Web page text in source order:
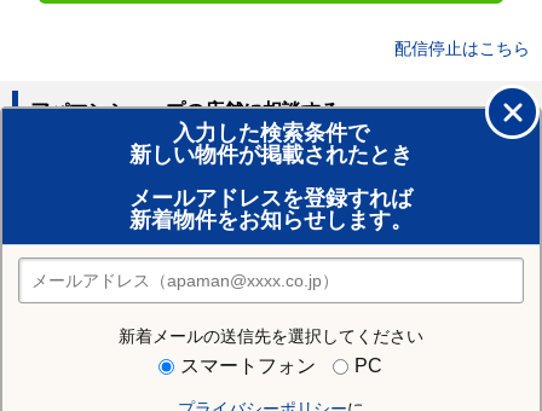
配信停止はこちら
入力した検索条件で
新しい物件が掲載されたとき
メールアドレスを登録すれば
新着物件をお知らせします。
新着メールの送信先を選択してください
スマートフォン PC
アパマンショップの店舗に相談する
賃貸のプロがお部屋探し！
おまかせ物件リクエスト
住みたい街の店舗を探す
店舗検索
住む街研究所で筑前大分駅の情報を見る